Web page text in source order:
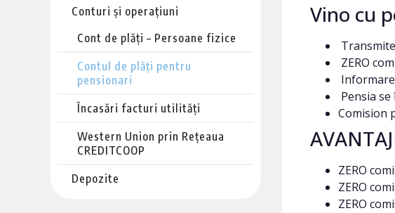
Conturi și operațiuni
Cont de plăți – Persoane fizice
Contul de plăți pentru
pensionari
Încasări facturi utilități
Western Union prin Rețeaua
CREDITCOOP
Depozite
Vino cu
ZERO
Pensia
Comision
ZERO
ZERO
ZERO